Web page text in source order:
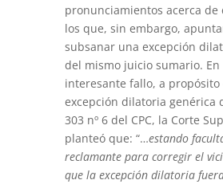
pronunciamientos acerca de
los que, sin embargo,
subsanar una excepción
del mismo juicio sumario. En
interesante fallo, a propósito
excepción dilatoria genérica
303 nº 6 del CPC, la Corte
planteó que: “…estando
reclamante para corregir el
que la excepción dilatoria